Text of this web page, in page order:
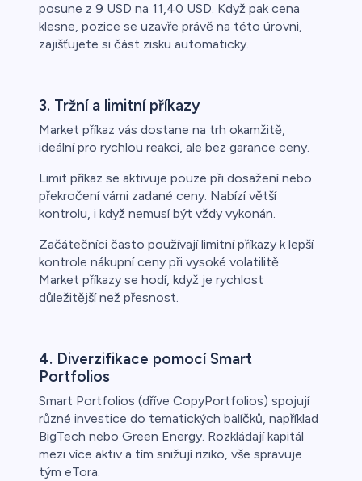
posune z 9 USD na 11,40 USD. Když pak cena
klesne, pozice se uzavře právě na této úrovni,
zajišťujete si část zisku automaticky.
3. Tržní a limitní příkazy
Market příkaz vás dostane na trh okamžitě,
ideální pro rychlou reakci, ale bez garance ceny.
Limit příkaz se aktivuje pouze při dosažení nebo
překročení vámi zadané ceny. Nabízí větší
kontrolu, i když nemusí být vždy vykonán.
Začátečníci často používají limitní příkazy k lepší
kontrole nákupní ceny při vysoké volatilitě.
Market příkazy se hodí, když je rychlost
důležitější než přesnost.
4. Diverzifikace pomocí Smart
Portfolios
Smart Portfolios (dříve CopyPortfolios) spojují
různé investice do tematických balíčků, například
BigTech nebo Green Energy. Rozkládají kapitál
mezi více aktiv a tím snižují riziko, vše spravuje
tým eTora.